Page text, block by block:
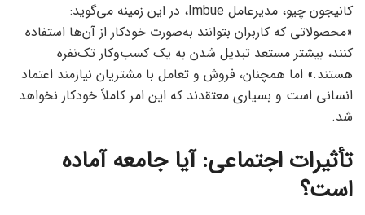
کانیجون چیو، مدیرعامل Imbue، در این زمینه می‌گوید:
«محصولاتی که کاربران بتوانند به‌صورت خودکار از آن‌ها استفاده
کنند، بیشتر مستعد تبدیل شدن به یک کسب‌وکار تک‌نفره
هستند.» اما همچنان، فروش و تعامل با مشتریان نیازمند اعتماد
انسانی است و بسیاری معتقدند که این امر کاملاً خودکار نخواهد
شد.
تأثیرات اجتماعی: آیا جامعه آماده
است؟